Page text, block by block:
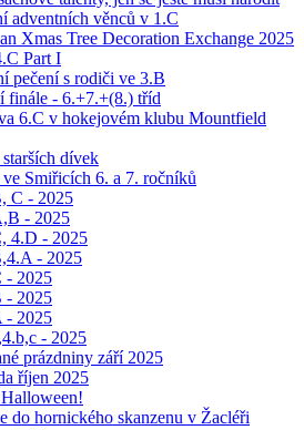
adventních věnců v 1.C
Xmas Tree Decoration Exchange 2025
Part I
pečení s rodiči ve 3.B
finále - 6.+7.+(8.) tříd
6.C v hokejovém klubu Mountfield
dívek
Smiřicích 6. a 7. ročníků
C - 2025
- 2025
4.D - 2025
- 2025
- 2025
- 2025
- 2025
- 2025
prázdniny září 2025
říjen 2025
do hornického skanzenu v Žacléři